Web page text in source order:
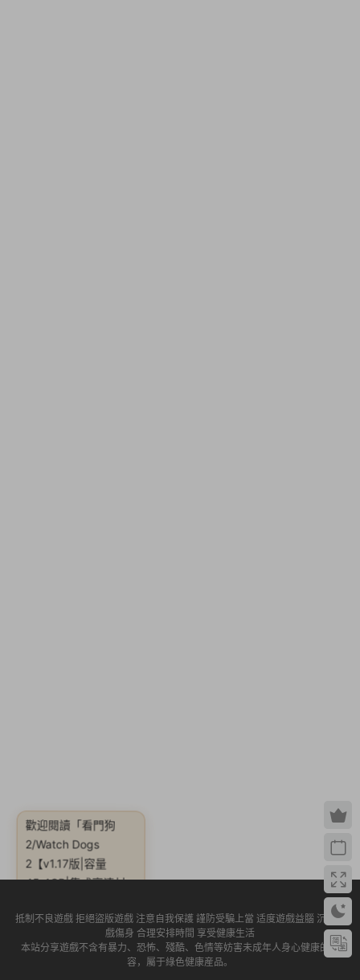
抵制不良遊戲 拒絕盜版遊戲 注意自我保護 謹防受騙上當 适度遊戲益腦 沉迷遊
戲傷身 合理安排時間 享受健康生活
本站分享遊戲不含有暴力、恐怖、殘酷、色情等妨害未成年人身心健康的内
容，屬于綠色健康産品。
歡迎閱讀 「看門狗
2/Watch Dogs
2【v1.17版|容量
45.4GB|集成高清材
質包|官方簡體中文|贈
官方原聲3首BGM|贈
多項修改器|贈通關存